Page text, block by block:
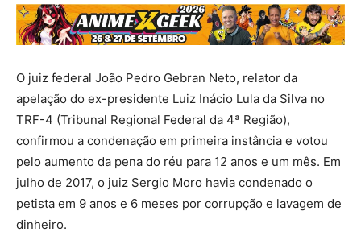
O juiz federal João Pedro Gebran Neto, relator da
apelação do ex-presidente Luiz Inácio Lula da Silva no
TRF-4 (Tribunal Regional Federal da 4ª Região),
confirmou a condenação em primeira instância e votou
pelo aumento da pena do réu para 12 anos e um mês. Em
julho de 2017, o juiz Sergio Moro havia condenado o
petista em 9 anos e 6 meses por corrupção e lavagem de
dinheiro.